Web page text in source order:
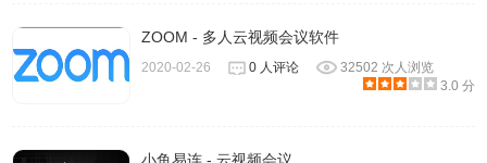
选择消息免打扰；或点击会话右边栏设置 – 会话设置，关闭
消息提醒。
ZOOM - 多人云视频会议软件
2020-02-26 0 人评论
32502 次人浏览
3.0 分